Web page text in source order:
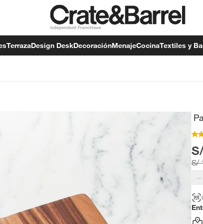
TerrazaDesign DeskDecoraciónMenajeCocinaTextiles y
S/
−